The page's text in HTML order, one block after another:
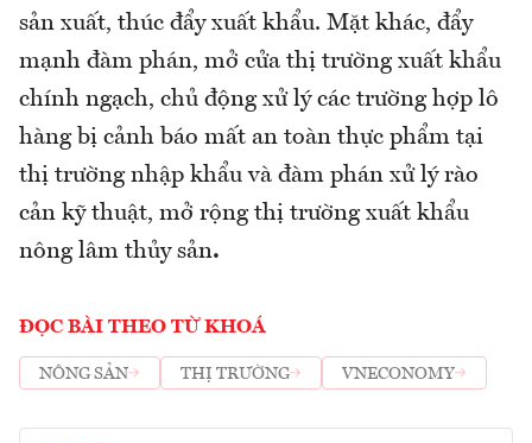
sản xuất, thúc đẩy xuất khẩu. Mặt khác, đẩy
mạnh đàm phán, mở cửa thị trường xuất khẩu
chính ngạch, chủ động xử lý các trường hợp lô
hàng bị cảnh báo mất an toàn thực phẩm tại
thị trường nhập khẩu và đàm phán xử lý rào
cản kỹ thuật, mở rộng thị trường xuất khẩu
nông lâm thủy sản.
ĐỌC BÀI THEO TỪ KHOÁ
NÔNG SẢN THỊ TRƯỜNG VNECONOMY